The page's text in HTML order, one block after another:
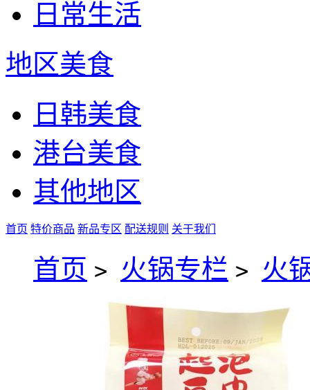
日常生活
地区美食
日韩美食
港台美食
其他地区
首页 特价商品 新品专区 配送规则 关于我们
首页 > 火锅专栏 > 火